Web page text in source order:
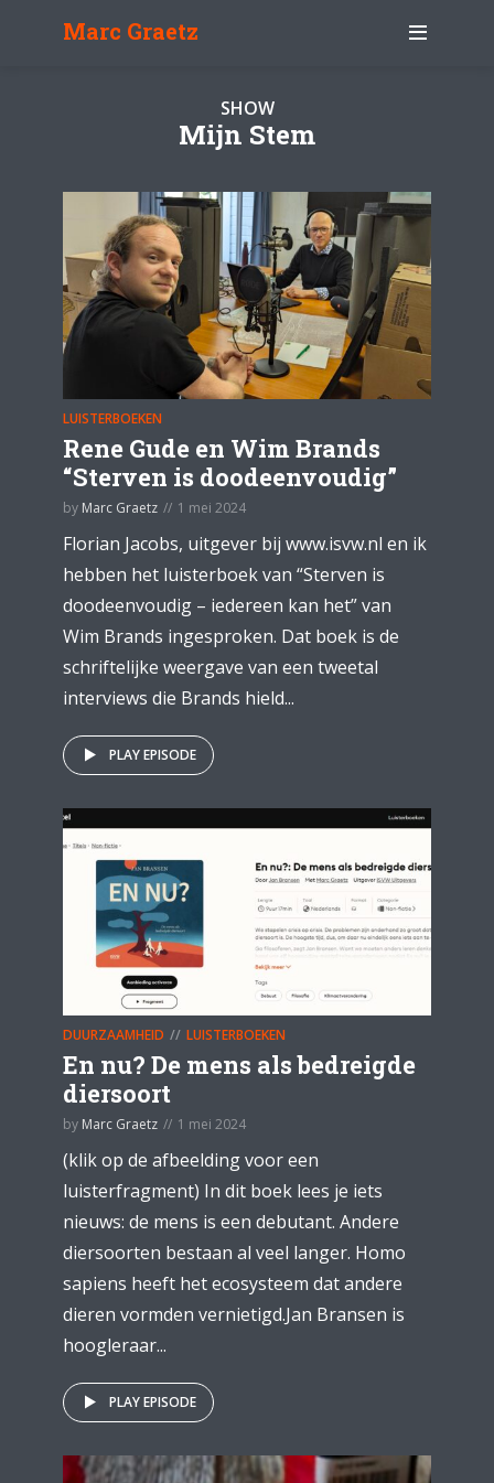
Marc Graetz
SHOW
Mijn Stem
LUISTERBOEKEN
Rene Gude en Wim Brands
“Sterven is doodeenvoudig”
by Marc Graetz 1 mei 2024
Florian Jacobs, uitgever bij www.isvw.nl en ik
hebben het luisterboek van “Sterven is
doodeenvoudig – iedereen kan het” van
Wim Brands ingesproken. Dat boek is de
schriftelijke weergave van een tweetal
interviews die Brands hield...
PLAY EPISODE
DUURZAAMHEID LUISTERBOEKEN
En nu? De mens als bedreigde
diersoort
by Marc Graetz 1 mei 2024
(klik op de afbeelding voor een
luisterfragment) In dit boek lees je iets
nieuws: de mens is een debutant. Andere
diersoorten bestaan al veel langer. Homo
sapiens heeft het ecosysteem dat andere
dieren vormden vernietigd.Jan Bransen is
hoogleraar...
PLAY EPISODE